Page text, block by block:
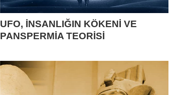
UFO, İNSANLIĞIN KÖKENİ VE
PANSPERMİA TEORİSİ